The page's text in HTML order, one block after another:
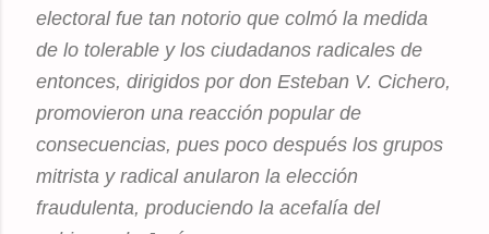
electoral fue tan notorio que colmó la medida
de lo tolerable y los ciudadanos radicales de
entonces, dirigidos por don Esteban V. Cichero,
promovieron una reacción popular de
consecuencias, pues poco después los grupos
mitrista y radical anularon la elección
fraudulenta, produciendo la acefalía del